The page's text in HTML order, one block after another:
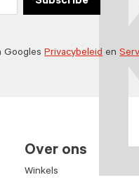
GooglesPrivacybeleiden
Over ons
Winkels